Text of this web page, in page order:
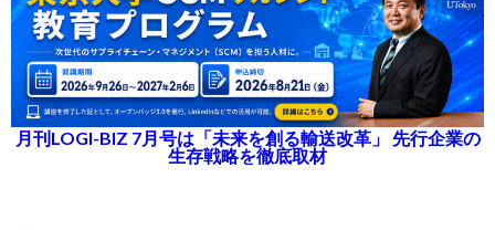
月刊LOGI-BIZ 7月号は「未来を創る輸送改革」 先行企業の
生存戦略を徹底取材